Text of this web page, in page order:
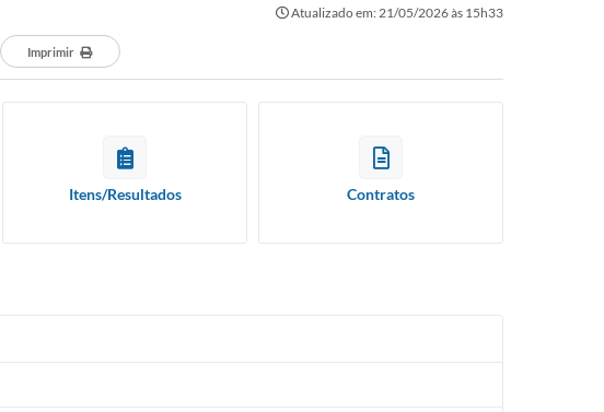
Atualizado em: 21/05/2026 às 15h33
Imprimir
Itens/Resultados Contratos